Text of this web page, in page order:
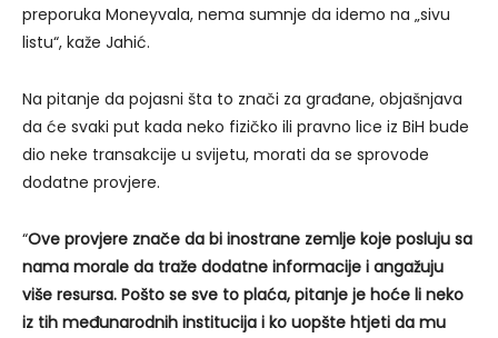
preporuka Moneyvala, nema sumnje da idemo na „sivu
listu“, kaže Jahić.
Na pitanje da pojasni šta to znači za građane, objašnjava
da će svaki put kada neko fizičko ili pravno lice iz BiH bude
dio neke transakcije u svijetu, morati da se sprovode
dodatne provjere.
“Ove provjere znače da bi inostrane zemlje koje posluju sa
nama morale da traže dodatne informacije i angažuju
više resursa. Pošto se sve to plaća, pitanje je hoće li neko
iz tih međunarodnih institucija i ko uopšte htjeti da mu